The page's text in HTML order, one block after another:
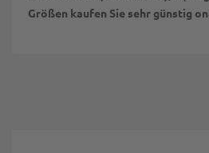
Größen kaufen Sie sehr günstig